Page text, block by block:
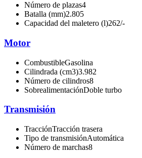
Número de plazas4
Batalla (mm)2.805
Capacidad del maletero (l)262/-
Motor
CombustibleGasolina
Cilindrada (cm3)3.982
Número de cilindros8
SobrealimentaciónDoble turbo
Transmisión
TracciónTracción trasera
Tipo de transmisiónAutomática
Número de marchas8